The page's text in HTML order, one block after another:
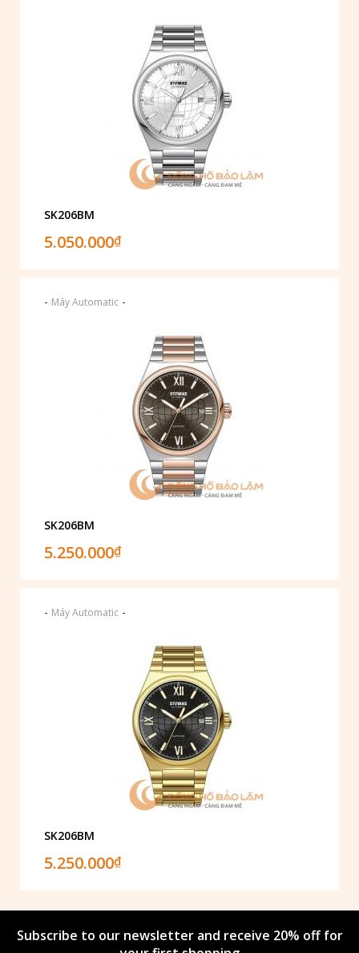
SK206BM
5.050.000₫
- Máy Automatic -
SK206BM
5.250.000₫
- Máy Automatic -
SK206BM
5.250.000₫
Subscribe to our newsletter and receive 20% off for